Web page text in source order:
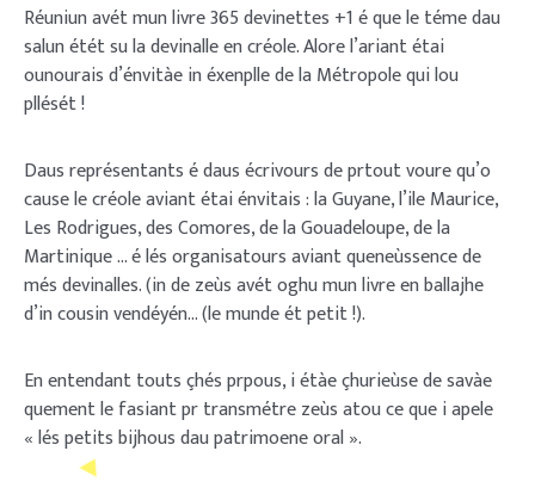
Réuniun avét mun livre 365 devinettes +1 é que le téme dau
salun étét su la devinalle en créole. Alore l’ariant étai
ounourais d’énvitàe in éxenplle de la Métropole qui lou
pllését !
Daus représentants é daus écrivours de prtout voure qu’o
cause le créole aviant étai énvitais : la Guyane, l’ile Maurice,
Les Rodrigues, des Comores, de la Gouadeloupe, de la
Martinique … é lés organisatours aviant queneùssence de
més devinalles. (in de zeùs avét oghu mun livre en ballajhe
d’in cousin vendéyén… (le munde ét petit !).
En entendant touts çhés prpous, i étàe çhurieùse de savàe
quement le fasiant pr transmétre zeùs atou ce que i apele
« lés petits bijhous dau patrimoene oral ».